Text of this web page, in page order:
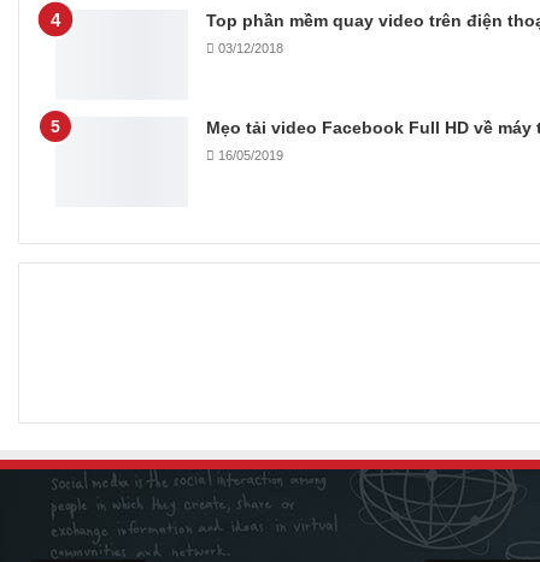
Top phần mềm quay video trên điện
03/12/2018
Mẹo tải video Facebook Full HD về
16/05/2019